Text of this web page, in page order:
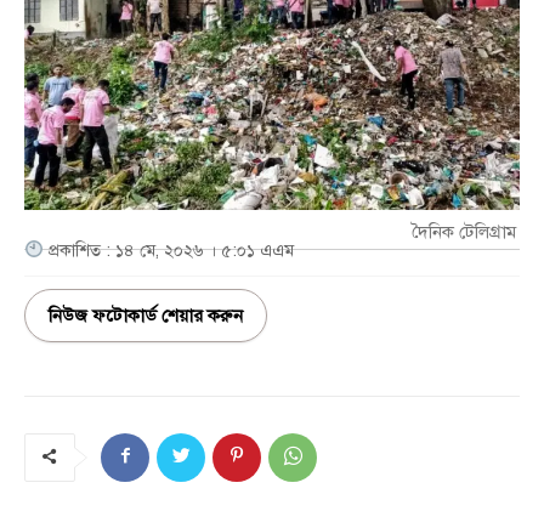
দৈনিক টেলিগ্রাম
প্রকাশিত : ১৪ মে, ২০২৬ । ৫:০১ এএম
নিউজ ফটোকার্ড শেয়ার করুন